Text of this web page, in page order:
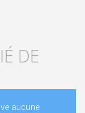
DE
aucune